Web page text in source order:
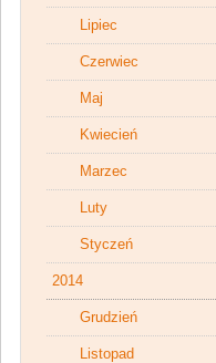
Lipiec
Czerwiec
Maj
Kwiecień
Marzec
Luty
Styczeń
2014
Grudzień
Listopad